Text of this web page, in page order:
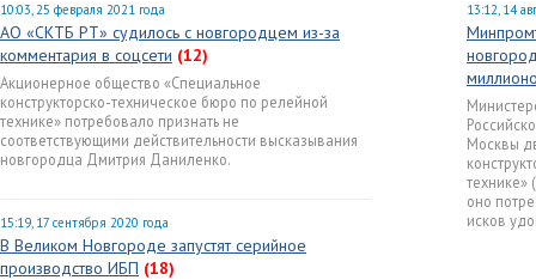
10:03, 25 февраля 2021 года
АО «СКТБ РТ» судилось с новгородцем из-за
комментария в соцсети (12)
Акционерное общество «Специальное
конструкторско-техническое бюро по релейной
технике» потребовало признать не
соответствующими действительности высказывания
новгородца Дмитрия Даниленко.
15:19, 17 сентября 2020 года
В Великом Новгороде запустят серийное
производство ИБП (18)
13:12, 14
Москвы
технике»
оно
исков